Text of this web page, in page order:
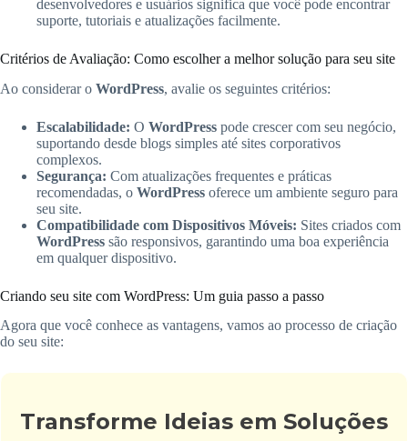
desenvolvedores e usuários significa que você pode encontrar
suporte, tutoriais e atualizações facilmente.
Critérios de Avaliação: Como escolher a melhor solução para seu site
Ao considerar o WordPress, avalie os seguintes critérios:
Escalabilidade: O WordPress pode crescer com seu negócio,
suportando desde blogs simples até sites corporativos
complexos.
Segurança: Com atualizações frequentes e práticas
recomendadas, o WordPress oferece um ambiente seguro para
seu site.
Compatibilidade com Dispositivos Móveis: Sites criados com
WordPress são responsivos, garantindo uma boa experiência
em qualquer dispositivo.
Criando seu site com WordPress: Um guia passo a passo
Agora que você conhece as vantagens, vamos ao processo de criação
do seu site:
Transforme Ideias em Soluções